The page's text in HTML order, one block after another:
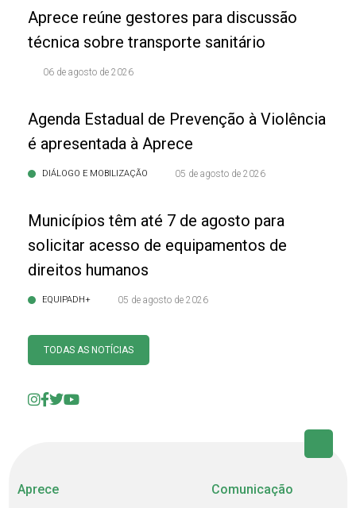
Aprece reúne gestores para discussão
técnica sobre transporte sanitário
06 de agosto de 2026
Agenda Estadual de Prevenção à Violência
é apresentada à Aprece
DIÁLOGO E MOBILIZAÇÃO 05 de agosto de 2026
Municípios têm até 7 de agosto para
solicitar acesso de equipamentos de
direitos humanos
EQUIPADH+ 05 de agosto de 2026
TODAS AS NOTÍCIAS
Aprece Comunicação